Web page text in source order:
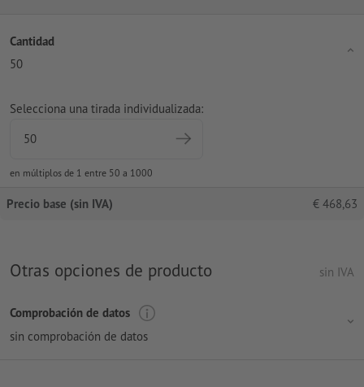
Cantidad
50
Selecciona una tirada individualizada:
en múltiplos de 1 entre 50 a 1000
Precio base (sin IVA) € 468,63
Otras opciones de producto sin IVA
Comprobación de datos
sin comprobación de datos